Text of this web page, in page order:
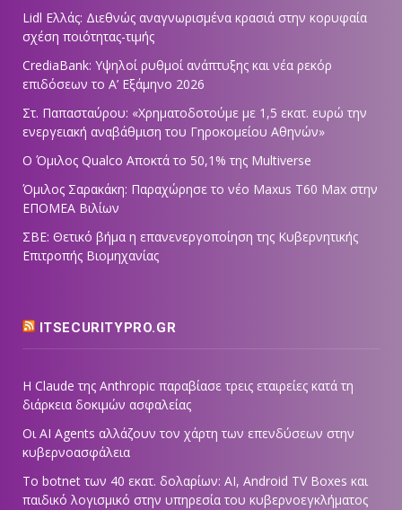
Lidl Ελλάς: Διεθνώς αναγνωρισμένα κρασιά στην κορυφαία
σχέση ποιότητας-τιμής
CrediaBank: Υψηλοί ρυθμοί ανάπτυξης και νέα ρεκόρ
επιδόσεων το Α’ Εξάμηνο 2026
Στ. Παπασταύρου: «Χρηματοδοτούμε με 1,5 εκατ. ευρώ την
ενεργειακή αναβάθμιση του Γηροκομείου Αθηνών»
Ο Όμιλος Qualco Αποκτά το 50,1% της Multiverse
Όμιλος Σαρακάκη: Παραχώρησε το νέο Maxus T60 Max στην
ΕΠΟΜΕΑ Βιλίων
ΣΒΕ: Θετικό βήμα η επανενεργοποίηση της Κυβερνητικής
Επιτροπής Βιομηχανίας
ITSECURITYPRO.GR
Η Claude της Anthropic παραβίασε τρεις εταιρείες κατά τη
διάρκεια δοκιμών ασφαλείας
Οι AI Agents αλλάζουν τον χάρτη των επενδύσεων στην
κυβερνοασφάλεια
Το botnet των 40 εκατ. δολαρίων: AI, Android TV Boxes και
παιδικό λογισμικό στην υπηρεσία του κυβερνοεγκλήματος